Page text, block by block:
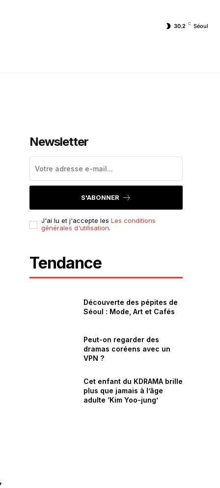
30.2 C Séoul
Newsletter
S'ABONNER
J'ai lu et j'accepte lesLes conditions
générales d'utilisation.
Tendance
Découverte des pépites de
Séoul : Mode, Art et Cafés
Peut-on regarder des
dramas coréens avec un
VPN ?
Cet enfant du KDRAMA brille
plus que jamais à l’âge
adulte ‘Kim Yoo-jung’